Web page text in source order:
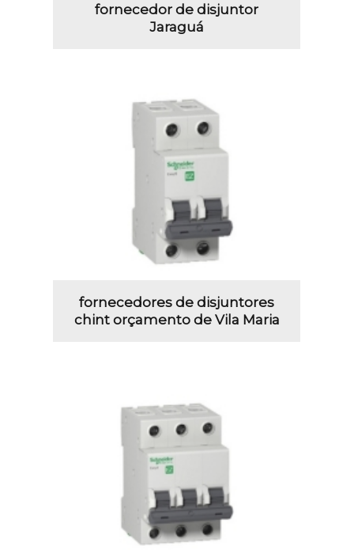
fornecedor de disjuntor
Jaraguá
fornecedores de disjuntores
chint orçamento de Vila Maria